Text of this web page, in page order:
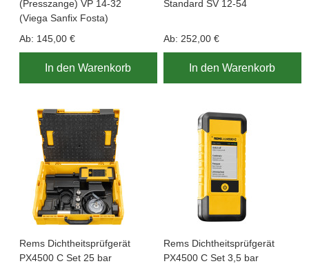
(Presszange) VP 14-32
(Viega Sanfix Fosta)
Ab: 145,00 €
In den Warenkorb
Standard SV 12-54
Ab: 252,00 €
In den Warenkorb
Rems Dichtheitsprüfgerät
PX4500 C Set 25 bar
Rems Dichtheitsprüfgerät
PX4500 C Set 3,5 bar